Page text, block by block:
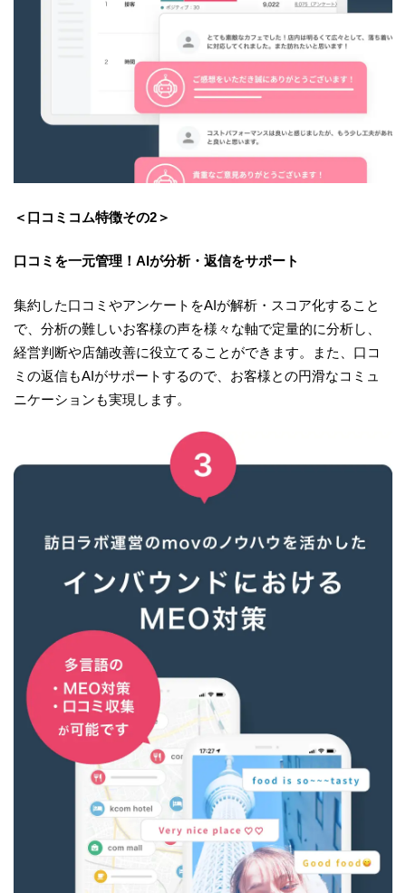
＜口コミコム特徴その2＞
口コミを一元管理！AIが分析・返信をサポート
集約した口コミやアンケートをAIが解析・スコア化すること
で、分析の難しいお客様の声を様々な軸で定量的に分析し、
経営判断や店舗改善に役立てることができます。また、口コ
ミの返信もAIがサポートするので、お客様との円滑なコミュ
ニケーションも実現します。